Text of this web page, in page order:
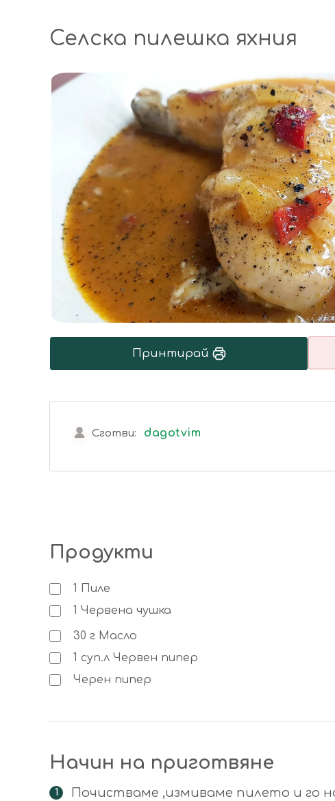
Селска пилешка яхния
Принтирай
Сготви: dagotvim
Продукти
1 Пиле
1 Червена чушка
30 г Масло
1 суп.л Червен пипер
Черен пипер
Начин на приготвяне
Почистваме ,измиваме пилето и го